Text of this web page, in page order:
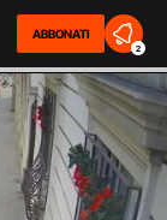
ABBONATI
2